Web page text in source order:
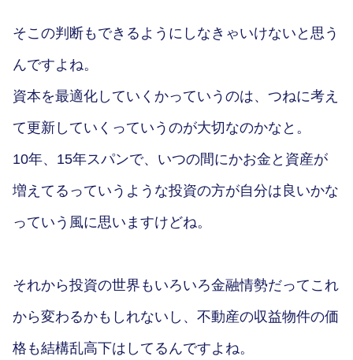
そこの判断もできるようにしなきゃいけないと思う
んですよね。
資本を最適化していくかっていうのは、つねに考え
て更新していくっていうのが大切なのかなと。
10年、15年スパンで、いつの間にかお金と資産が
増えてるっていうような投資の方が自分は良いかな
っていう風に思いますけどね。
それから投資の世界もいろいろ金融情勢だってこれ
から変わるかもしれないし、不動産の収益物件の価
格も結構乱高下はしてるんですよね。